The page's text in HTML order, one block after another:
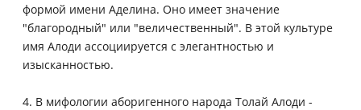
формой имени Аделина. Оно имеет значение
"благородный" или "величественный". В этой культуре
имя Алоди ассоциируется с элегантностью и
изысканностью.
4. В мифологии аборигенного народа Толай Алоди -